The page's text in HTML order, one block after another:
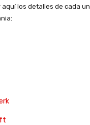
los detalles de cada